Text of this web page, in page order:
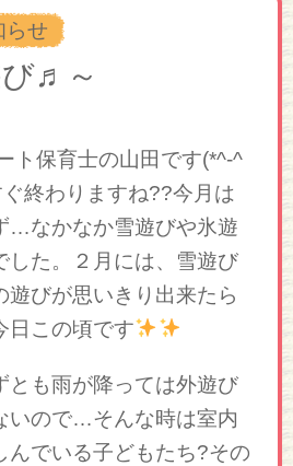
らせ
♬～
ト保育士の山田です(*^-^
終わりますね??今月は
…なかなか雪遊びや氷遊
した。２月には、雪遊び
遊びが思いきり出来たら
日この頃です
とも雨が降っては外遊び
いので…そんな時は室内
んでいる子どもたち?その